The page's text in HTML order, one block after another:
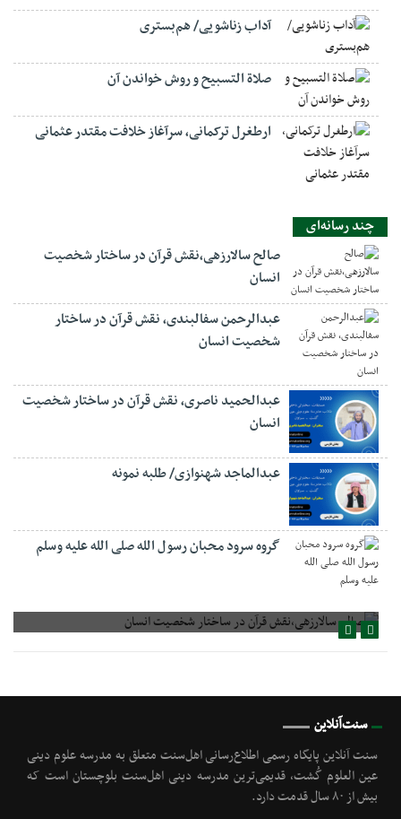
آداب زناشویی/ هم‌بستری
صلاة التسبيح و روش خواندن آن
ارطغرل ترکمانی، سرآغاز خلافت مقتدر عثمانی
چند رسانه‌ای
صالح سالارزهی،‌نقش قرآن در ساختار شخصیت
انسان
عبدالرحمن سفالبندی، نقش قرآن در ساختار
شخصیت انسان
عبدالحمید ناصری، نقش قرآن در ساختار شخصیت
انسان
عبدالماجد شهنوازی/ طلبه نمونه
گروه سرود محبان رسول الله صلی الله علیه وسلم
صالح سالارزهی،‌نقش قرآن در ساختار شخصیت انسان
سنت‌آنلاین
سنت آنلاین پایگاه رسمی اطلاع‌رسانی اهل‌سنت متعلق به مدرسه علوم دینی
عین العلوم گُشت, قدیمی‌ترین مدرسه دینی اهل‌سنت بلوچستان است که
بیش از ۸۰ سال قدمت دارد.